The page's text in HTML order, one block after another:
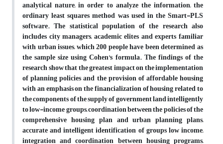
analytical nature, in order to analyze the information, the
ordinary least squares method was used in the Smart-PLS
software. The statistical population of the research also
includes city managers, academic elites and experts familiar
with urban issues, which 200 people have been determined as
the sample size using Cohen's formula. The findings of the
research show that the greatest impact on the implementation
of planning policies and the provision of affordable housing
with an emphasis on the financialization of housing related to
the components of the supply of government land intelligently
to low-income groups, coordination between the policies of the
comprehensive housing plan and urban planning plans,
accurate and intelligent identification of groups low income,
integration and coordination between housing programs,